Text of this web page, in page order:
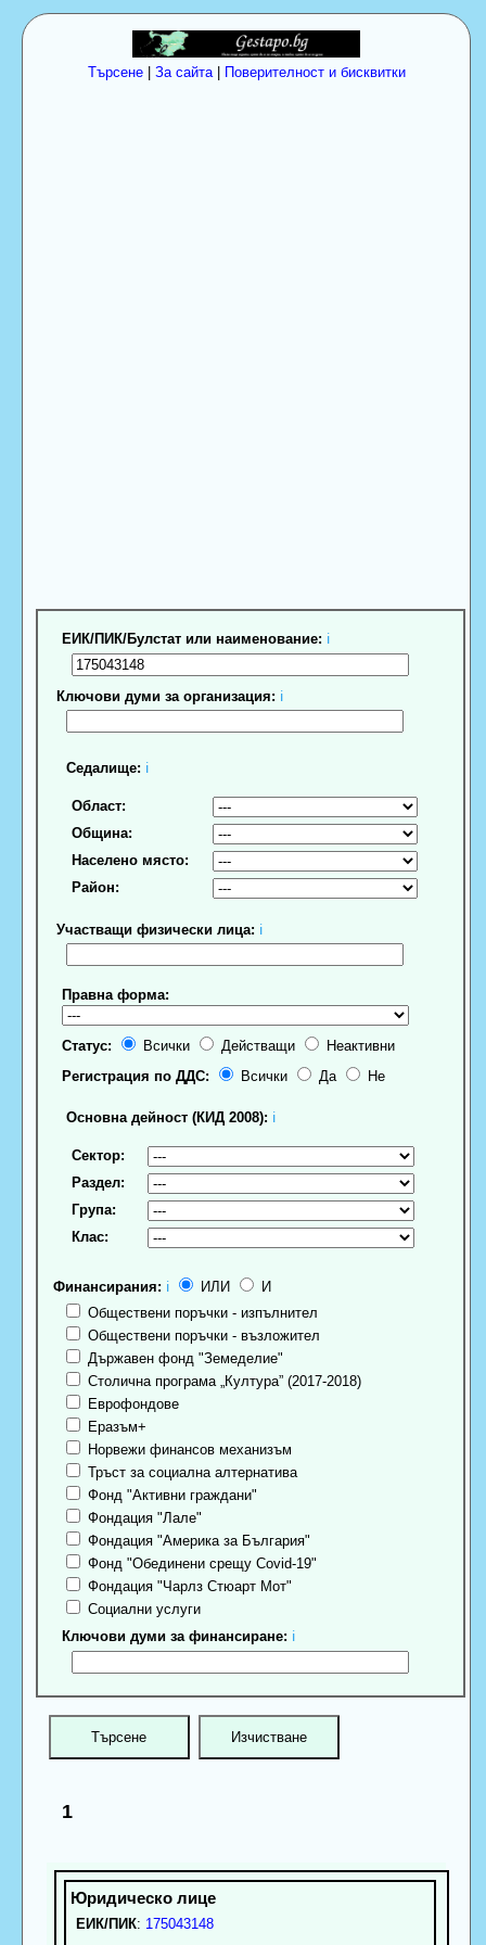
Търсене| За сайта| Поверителност и бисквитки
ЕИК/ПИК/Булстат или наименование: ℹ
Ключови думи за организация: ℹ
Седалище: ℹ
Област:
Община:
Населено място:
Район:
Участващи физически лица: ℹ
Правна форма:
Статус: Всички Действащи
Неактивни
Регистрация по ДДС:
Всички Да Не
Основна дейност (КИД 2008): ℹ
Сектор:
Раздел:
Група:
Клас:
Финансирания: ℹ ИЛИ
И
Обществени поръчки - изпълнител
Обществени поръчки - възложител
Държавен фонд "Земеделие"
Столична програма „Култура” (2017-2018)
Еврофондове
Еразъм+
Норвежи финансов механизъм
Тръст за социална алтернатива
Фонд "Активни граждани"
Фондация "Лале"
Фондация "Америка за България"
Фонд "Обединени срещу Covid-19"
Фондация "Чарлз Стюарт Мот"
Социални услуги
Ключови думи за финансиране: ℹ
1
ЕИК/ПИК: 175043148